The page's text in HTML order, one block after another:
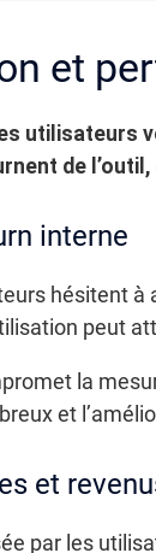
et
utilisateurs
de
interne
hésitent
peut
la
et
et
par les